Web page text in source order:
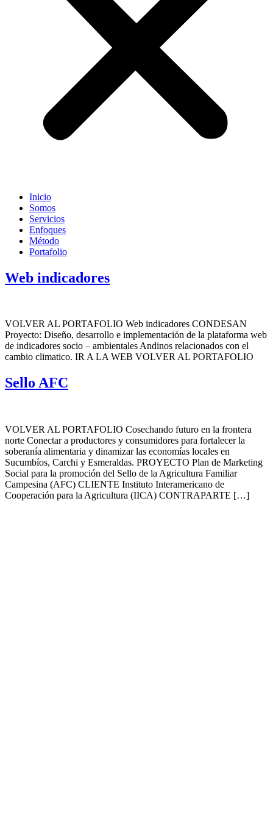
Inicio
Somos
Servicios
Enfoques
Método
Portafolio
Web indicadores
VOLVER AL PORTAFOLIO Web indicadores CONDESAN
Proyecto: Diseño, desarrollo e implementación de la plataforma web
de indicadores socio – ambientales Andinos relacionados con el
cambio climatico. IR A LA WEB VOLVER AL PORTAFOLIO
Sello AFC
VOLVER AL PORTAFOLIO Cosechando futuro en la frontera
norte Conectar a productores y consumidores para fortalecer la
soberanía alimentaria y dinamizar las economías locales en
Sucumbíos, Carchi y Esmeraldas. PROYECTO Plan de Marketing
Social para la promoción del Sello de la Agricultura Familiar
Campesina (AFC) CLIENTE Instituto Interamericano de
Cooperación para la Agricultura (IICA) CONTRAPARTE […]